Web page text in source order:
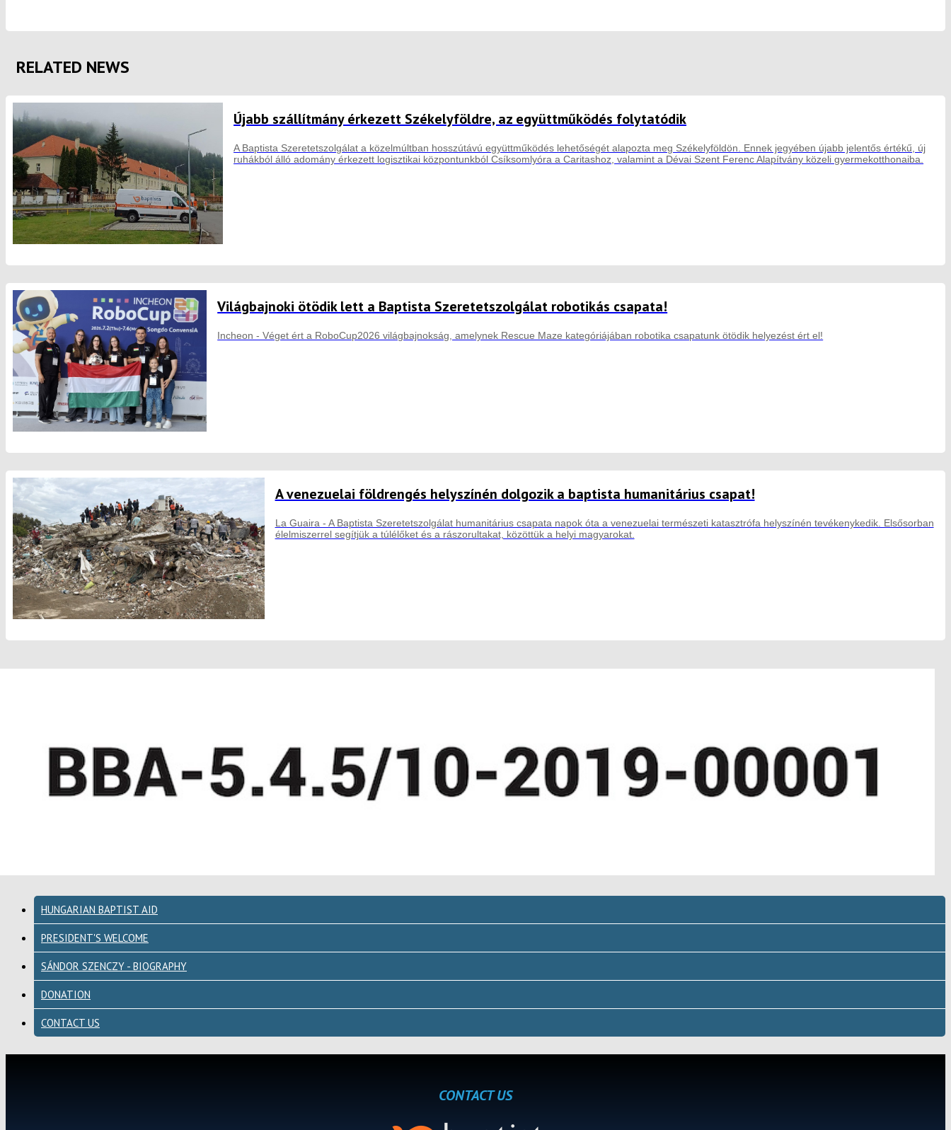
RELATED NEWS
Újabb szállítmány érkezett Székelyföldre, az együttműködés folytatódik
A Baptista Szeretetszolgálat a közelmúltban hosszútávú együttműködés lehetőségét alapozta meg Székelyföldön. Ennek jegyében újabb jelentős értékű, új
ruhákból álló adomány érkezett logisztikai központunkból Csíksomlyóra a Caritashoz, valamint a Dévai Szent Ferenc Alapítvány közeli gyermekotthonaiba.
Világbajnoki ötödik lett a Baptista Szeretetszolgálat robotikás csapata!
Incheon - Véget ért a RoboCup2026 világbajnokság, amelynek Rescue Maze kategóriájában robotika csapatunk ötödik helyezést ért el!
A venezuelai földrengés helyszínén dolgozik a baptista humanitárius csapat!
La Guaira - A Baptista Szeretetszolgálat humanitárius csapata napok óta a venezuelai természeti katasztrófa helyszínén tevékenykedik. Elsősorban
élelmiszerrel segítjük a túlélőket és a rászorultakat, közöttük a helyi magyarokat.
HUNGARIAN BAPTIST AID
PRESIDENT'S WELCOME
SÁNDOR SZENCZY - BIOGRAPHY
DONATION
CONTACT US
CONTACT US